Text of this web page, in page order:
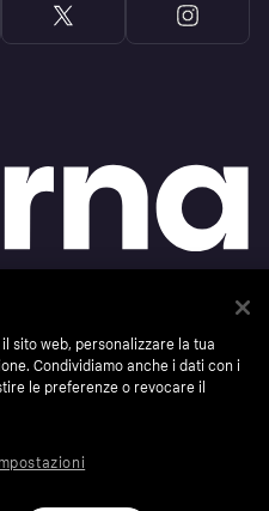
Headquarters: Stockholm, Sweden. All
sito web, personalizzare la tua
Condividiamo anche i dati con i
le preferenze o revocare il